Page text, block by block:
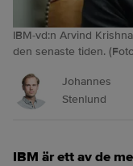
IBM-vd:n Arvind
den senaste tiden.
Johannes
Stenlund
IBM är ett av de